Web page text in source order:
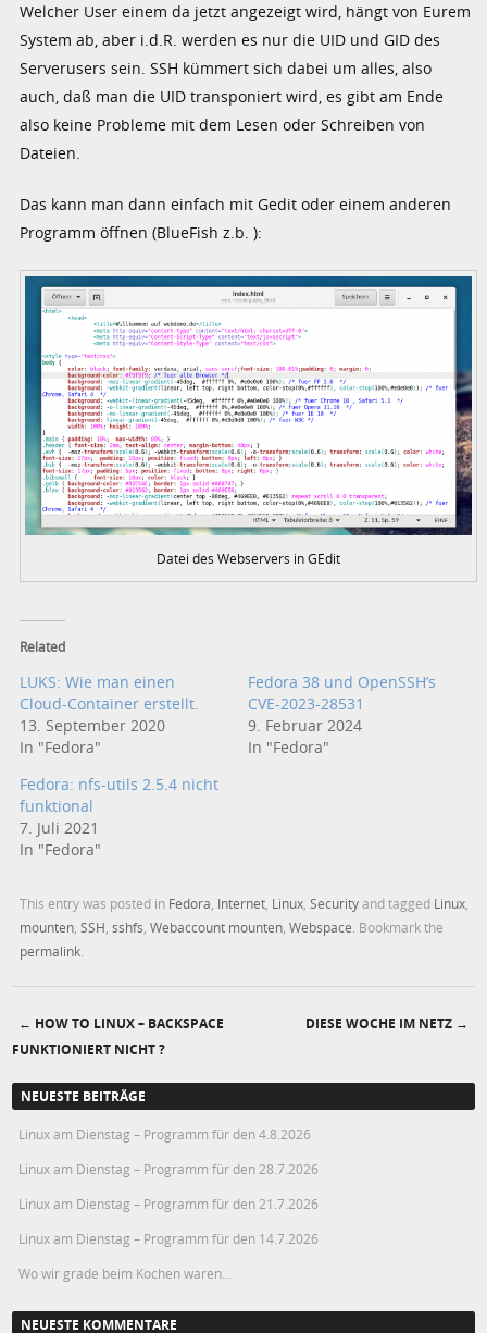
Welcher User einem da jetzt angezeigt wird, hängt von Eurem
System ab, aber i.d.R. werden es nur die UID und GID des
Serverusers sein. SSH kümmert sich dabei um alles, also
auch, daß man die UID transponiert wird, es gibt am Ende
also keine Probleme mit dem Lesen oder Schreiben von
Dateien.
Das kann man dann einfach mit Gedit oder einem anderen
Programm öffnen (BlueFish z.b. ):
Datei des Webservers in GEdit
Related
LUKS: Wie man einen
Cloud-Container erstellt.
13. September 2020
In "Fedora"
Fedora 38 und OpenSSH’s
CVE-2023-28531
9. Februar 2024
In "Fedora"
Fedora: nfs-utils 2.5.4 nicht
funktional
7. Juli 2021
In "Fedora"
This entry was posted in Fedora Internet Linux ,Securityand tagged Linux
mounten ,SSH ,sshfs ,Webaccount mounten ,Webspace . Bookmark the
permalink
Post navigation
← HOW TO LINUX – BACKSPACE
FUNKTIONIERT NICHT ?
DIESE WOCHE IM NETZ →
NEUESTE BEITRÄGE
Linux am Dienstag – Programm für den 4.8.2026
Linux am Dienstag – Programm für den 28.7.2026
Linux am Dienstag – Programm für den 21.7.2026
Linux am Dienstag – Programm für den 14.7.2026
Wo wir grade beim Kochen waren…
NEUESTE KOMMENTARE